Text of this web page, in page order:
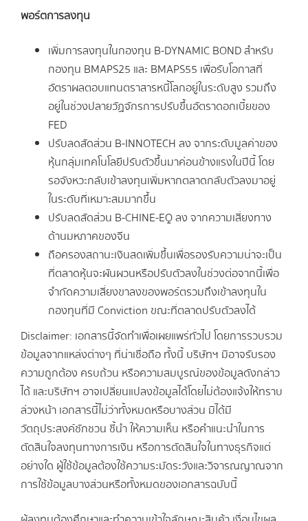
พอร์ตการลงทุน
เพิ่มการลงทุนในกองทุน B-DYNAMIC BOND สำหรับ
กองทุน BMAPS25 และ BMAPS55 เพื่อรับโอกาสที่
อัตราผลตอบแทนตราสารหนี้โลกอยู่ในระดับสูง รวมถึง
อยู่ในช่วงปลายวัฏจักรการปรับขึ้นอัตราดอกเบี้ยของ
FED
ปรับลดสัดส่วน B-INNOTECH ลง จากระดับมูลค่าของ
หุ้นกลุ่มเทคโนโลยีปรับตัวขึ้นมาค่อนข้างแรงในปีนี้ โดย
รอจังหวะกลับเข้าลงทุนเพิ่มหากตลาดกลับตัวลงมาอยู่
ในระดับที่เหมาะสมมากขึ้น
ปรับลดสัดส่วน B-CHINE-EQ ลง จากความเสี่ยงทาง
ด้านมหภาคของจีน
ถือครองสถานะเงินสดเพิ่มขึ้นเพื่อรองรับความน่าจะเป็น
ที่ตลาดหุ้นจะผันผวนหรือปรับตัวลงในช่วงต่อจากนี้เพื่อ
จำกัดความเสี่ยงขาลงของพอร์ตรวมถึงเข้าลงทุนใน
กองทุนที่มี Conviction ขณะที่ตลาดปรับตัวลงได้
Disclaimer: เอกสารนี้จัดทำเพื่อเผยแพร่ทั่วไป โดยการรวบรวม
ข้อมูลจากแหล่งต่างๆ ที่น่าเชื่อถือ ทั้งนี้ บริษัทฯ มิอาจรับรอง
ความถูกต้อง ครบถ้วน หรือความสมบูรณ์ของข้อมูลดังกล่าว
ได้ และบริษัทฯ อาจเปลี่ยนแปลงข้อมูลได้โดยไม่ต้องแจ้งให้ทราบ
ล่วงหน้า เอกสารนี้ไม่ว่าทั้งหมดหรือบางส่วน มิได้มี
วัตถุประสงค์ชักชวน ชี้นำ ให้ความเห็น หรือคำแนะนำในการ
ตัดสินใจลงทุนทางการเงิน หรือการตัดสินใจในทางธุรกิจแต่
อย่างใด ผู้ใช้ข้อมูลต้องใช้ความระมัดระวังและวิจารณญาณจาก
การใช้ข้อมูลบางส่วนหรือทั้งหมดของเอกสารฉบับนี้